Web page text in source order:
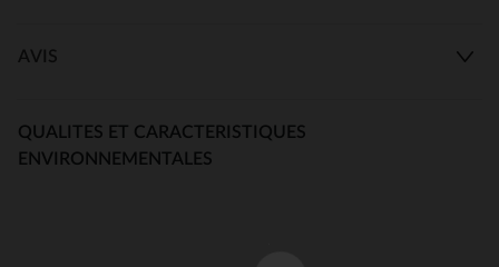
AVIS
QUALITES ET CARACTERISTIQUES
ENVIRONNEMENTALES